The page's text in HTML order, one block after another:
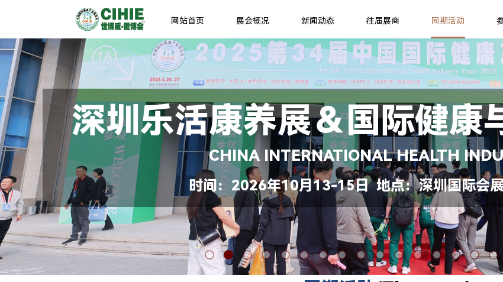
网站首页 展会概况 新闻动态 往届展商 同期活动
深圳乐活康养展＆国际健康
CHINA INTERNATIONAL HEALTH
时间：2026年10月13-15日 地点：深圳国际会展